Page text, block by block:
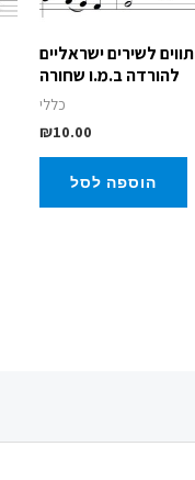
תווים לשירים ישראליים
להורדה ב.מ.ו שחורה
כללי
₪10.00
הוספה לסל